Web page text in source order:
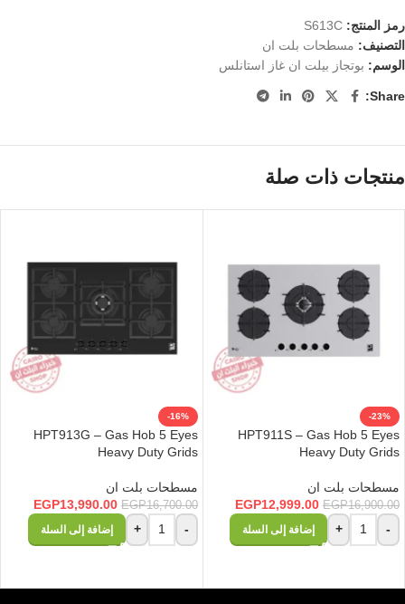
رمز المنتج: S613C
التصنيف: مسطحات بلت ان
الوسم: بوتجاز بيلت ان غاز استانلس
Share:
منتجات ذات صلة
-23%
HPT911S – Gas Hob 5 Eyes
Heavy Duty Grids
مسطحات بلت ان
EGP16,900.00
EGP12,999.00
-
+ إضافة إلى السلة
-16%
HPT913G – Gas Hob 5 Eyes
Heavy Duty Grids
مسطحات بلت ان
EGP16,700.00
EGP13,990.00
-
+ إضافة إلى السلة